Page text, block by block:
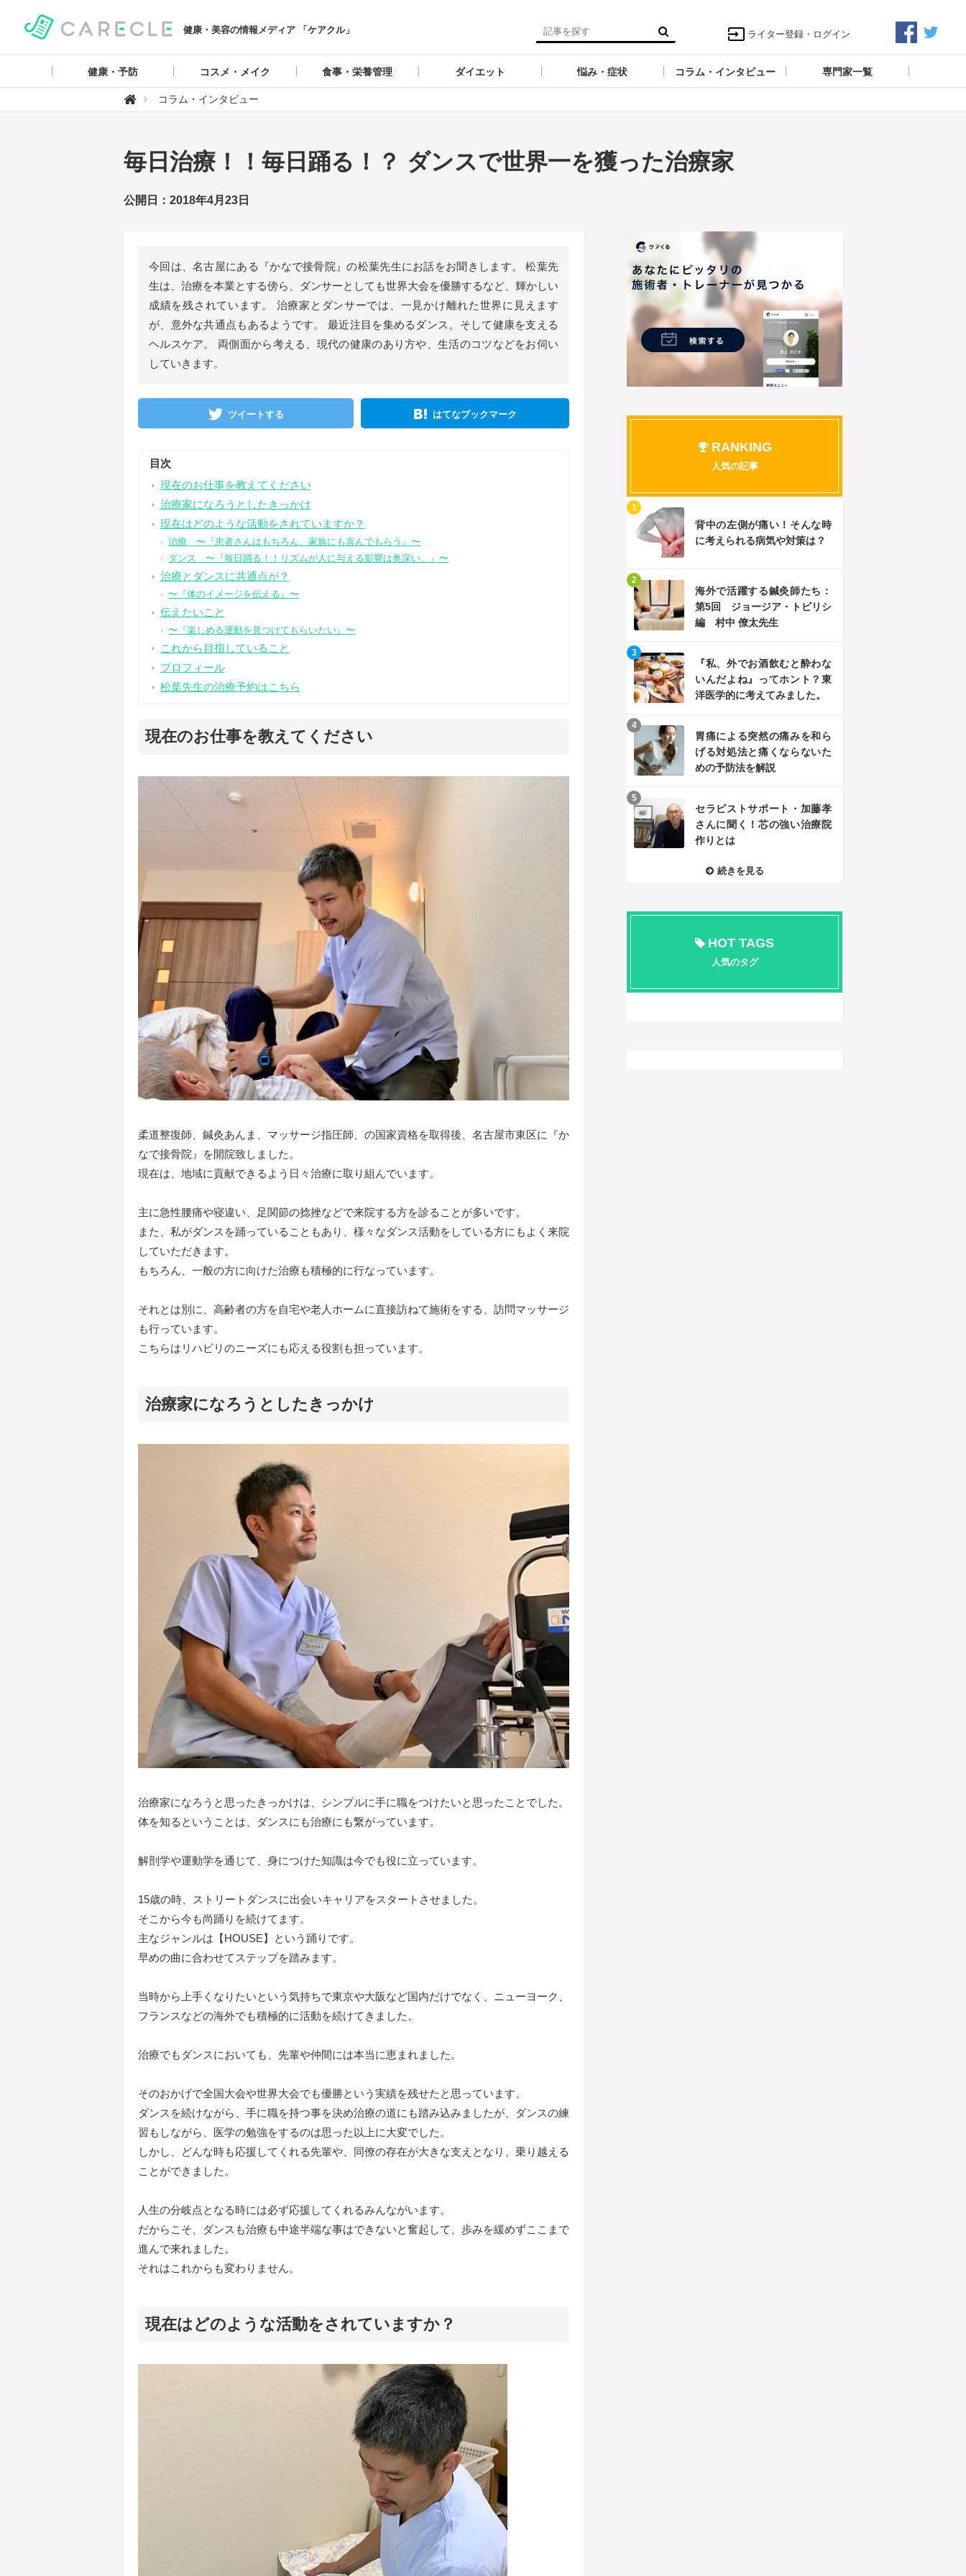
健康・美容の情報メディア 「ケアクル」 ライター登録・ログイン
健康・予防 コスメ・メイク 食事・栄養管理 ダイエット 悩み・症状 コラム・インタビュー 専門家一覧
【
コラム・インタビュー
毎日治療！！毎日踊る！？ ダンスで世界一を獲った治療家
公開日：2018年4月23日
今回は、名古屋にある『かなで接骨院』の松葉先生にお話をお聞きします。 松葉先
生は、治療を本業とする傍ら、ダンサーとしても世界大会を優勝するなど、輝かしい
成績を残されています。 治療家とダンサーでは、一見かけ離れた世界に見えます
が、意外な共通点もあるようです。 最近注目を集めるダンス。そして健康を支える
ヘルスケア。 両側面から考える、現代の健康のあり方や、生活のコツなどをお伺い
していきます。
ツイートする はてなブックマーク
目次
現在のお仕事を教えてください
治療家になろうとしたきっかけ
現在はどのような活動をされていますか？
治療 〜『患者さんはもちろん、家族にも喜んでもらう』〜
ダンス 〜『毎日踊る！！リズムが人に与える影響は奥深い。』〜
治療とダンスに共通点が？
〜『体のイメージを伝える』〜
伝えたいこと
〜『楽しめる運動を見つけてもらいたい』〜
これから目指していること
プロフィール
松葉先生の治療予約はこちら
現在のお仕事を教えてください
柔道整復師、鍼灸あんま、マッサージ指圧師、の国家資格を取得後、名古屋市東区に『か
なで接骨院』を開院致しました。
現在は、地域に貢献できるよう日々治療に取り組んでいます。
主に急性腰痛や寝違い、足関節の捻挫などで来院する方を診ることが多いです。
また、私がダンスを踊っていることもあり、様々なダンス活動をしている方にもよく来院
していただきます。
もちろん、一般の方に向けた治療も積極的に行なっています。
それとは別に、高齢者の方を自宅や老人ホームに直接訪ねて施術をする、訪問マッサージ
も行っています。
こちらはリハビリのニーズにも応える役割も担っています。
治療家になろうとしたきっかけ
治療家になろうと思ったきっかけは、シンプルに手に職をつけたいと思ったことでした。
体を知るということは、ダンスにも治療にも繋がっています。
解剖学や運動学を通じて、身につけた知識は今でも役に立っています。
15歳の時、ストリートダンスに出会いキャリアをスタートさせました。
そこから今も尚踊りを続けてます。
主なジャンルは【HOUSE】という踊りです。
早めの曲に合わせてステップを踏みます。
当時から上手くなりたいという気持ちで東京や大阪など国内だけでなく、ニューヨーク、
フランスなどの海外でも積極的に活動を続けてきました。
治療でもダンスにおいても、先輩や仲間には本当に恵まれました。
そのおかげで全国大会や世界大会でも優勝という実績を残せたと思っています。
ダンスを続けながら、手に職を持つ事を決め治療の道にも踏み込みましたが、ダンスの練
習もしながら、医学の勉強をするのは思った以上に大変でした。
しかし、どんな時も応援してくれる先輩や、同僚の存在が大きな支えとなり、乗り越える
ことができました。
人生の分岐点となる時には必ず応援してくれるみんながいます。
だからこそ、ダンスも治療も中途半端な事はできないと奮起して、歩みを緩めずここまで
進んで来れました。
それはこれからも変わりません。
現在はどのような活動をされていますか？
RANKING
人気の記事
背中の左側が痛い！そんな時
に考えられる病気や対策は？
1
海外で活躍する鍼灸師たち：
第5回 ジョージア・トビリシ
編 村中 僚太先生
2
『私、外でお酒飲むと酔わな
いんだよね』ってホント？東
洋医学的に考えてみました。
3
胃痛による突然の痛みを和ら
げる対処法と痛くならないた
めの予防法を解説
4
セラピストサポート・加藤孝
さんに聞く！芯の強い治療院
作りとは
5
続きを見る
HOT TAGS
人気のタグ